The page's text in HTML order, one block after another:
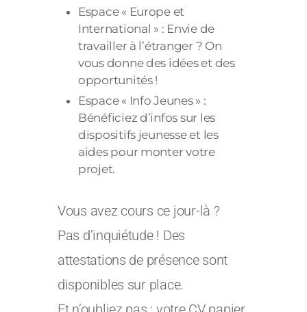
Espace « Europe et
International » : Envie de
travailler à l’étranger ? On
vous donne des idées et des
opportunités !
Espace « Info Jeunes » :
Bénéficiez d’infos sur les
dispositifs jeunesse et les
aides pour monter votre
projet.
Vous avez cours ce jour-là ?
Pas d’inquiétude ! Des
attestations de présence sont
disponibles sur place.